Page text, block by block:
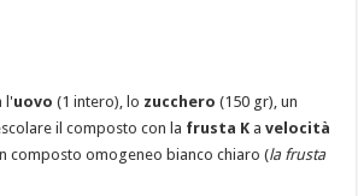
l'uovo (1 intero), lo zucchero (150 gr), un
il composto con la frusta K avelocità
composto omogeneo bianco chiaro (la frusta